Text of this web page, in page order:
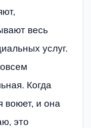
весь
услуг.
Когда
воюет, и она
это